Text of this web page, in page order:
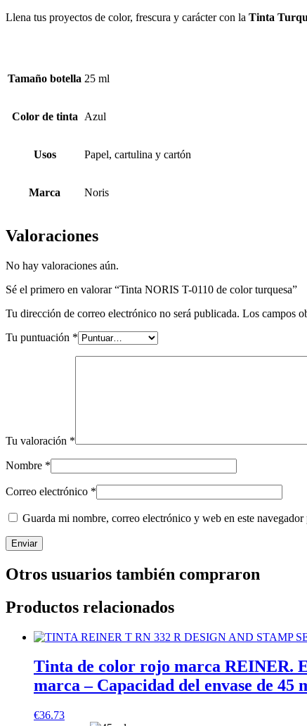
Llena tus proyectos de color, frescura y carácter con la Tinta
Tamaño botella 25 ml
Color de tinta Azul
Usos Papel, cartulina y cartón
Marca Noris
Valoraciones
No hay valoraciones aún.
Sé el primero en valorar “Tinta NORIS T-0110 de color turquesa”
Tu dirección de correo electrónico no será publicada. Los campos
Tu puntuación *
Tu valoración *
Nombre *
Correo electrónico *
Guarda mi nombre, correo electrónico y web en este
Otros usuarios también compraron
Productos relacionados
Tinta de color rojo marca REINER.
marca – Capacidad del envase de 45
€36.73